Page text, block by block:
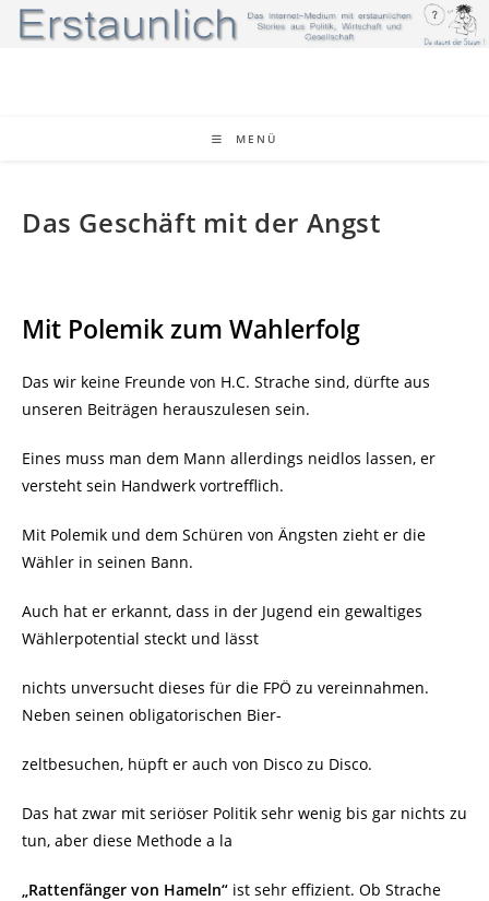
Zum
Inhalt
MENÜ
Das Geschäft mit der Angst
Mit Polemik zum Wahlerfolg
Das wir keine Freunde von H.C. Strache sind, dürfte aus
unseren Beiträgen herauszulesen sein.
Eines muss man dem Mann allerdings neidlos lassen, er
versteht sein Handwerk vortrefflich.
Mit Polemik und dem Schüren von Ängsten zieht er die
Wähler in seinen Bann.
Auch hat er erkannt, dass in der Jugend ein gewaltiges
Wählerpotential steckt und lässt
nichts unversucht dieses für die FPÖ zu vereinnahmen.
Neben seinen obligatorischen Bier-
zeltbesuchen, hüpft er auch von Disco zu Disco.
Das hat zwar mit seriöser Politik sehr wenig bis gar nichts zu
tun, aber diese Methode a la
„Rattenfänger von Hameln“ ist sehr effizient. Ob Strache